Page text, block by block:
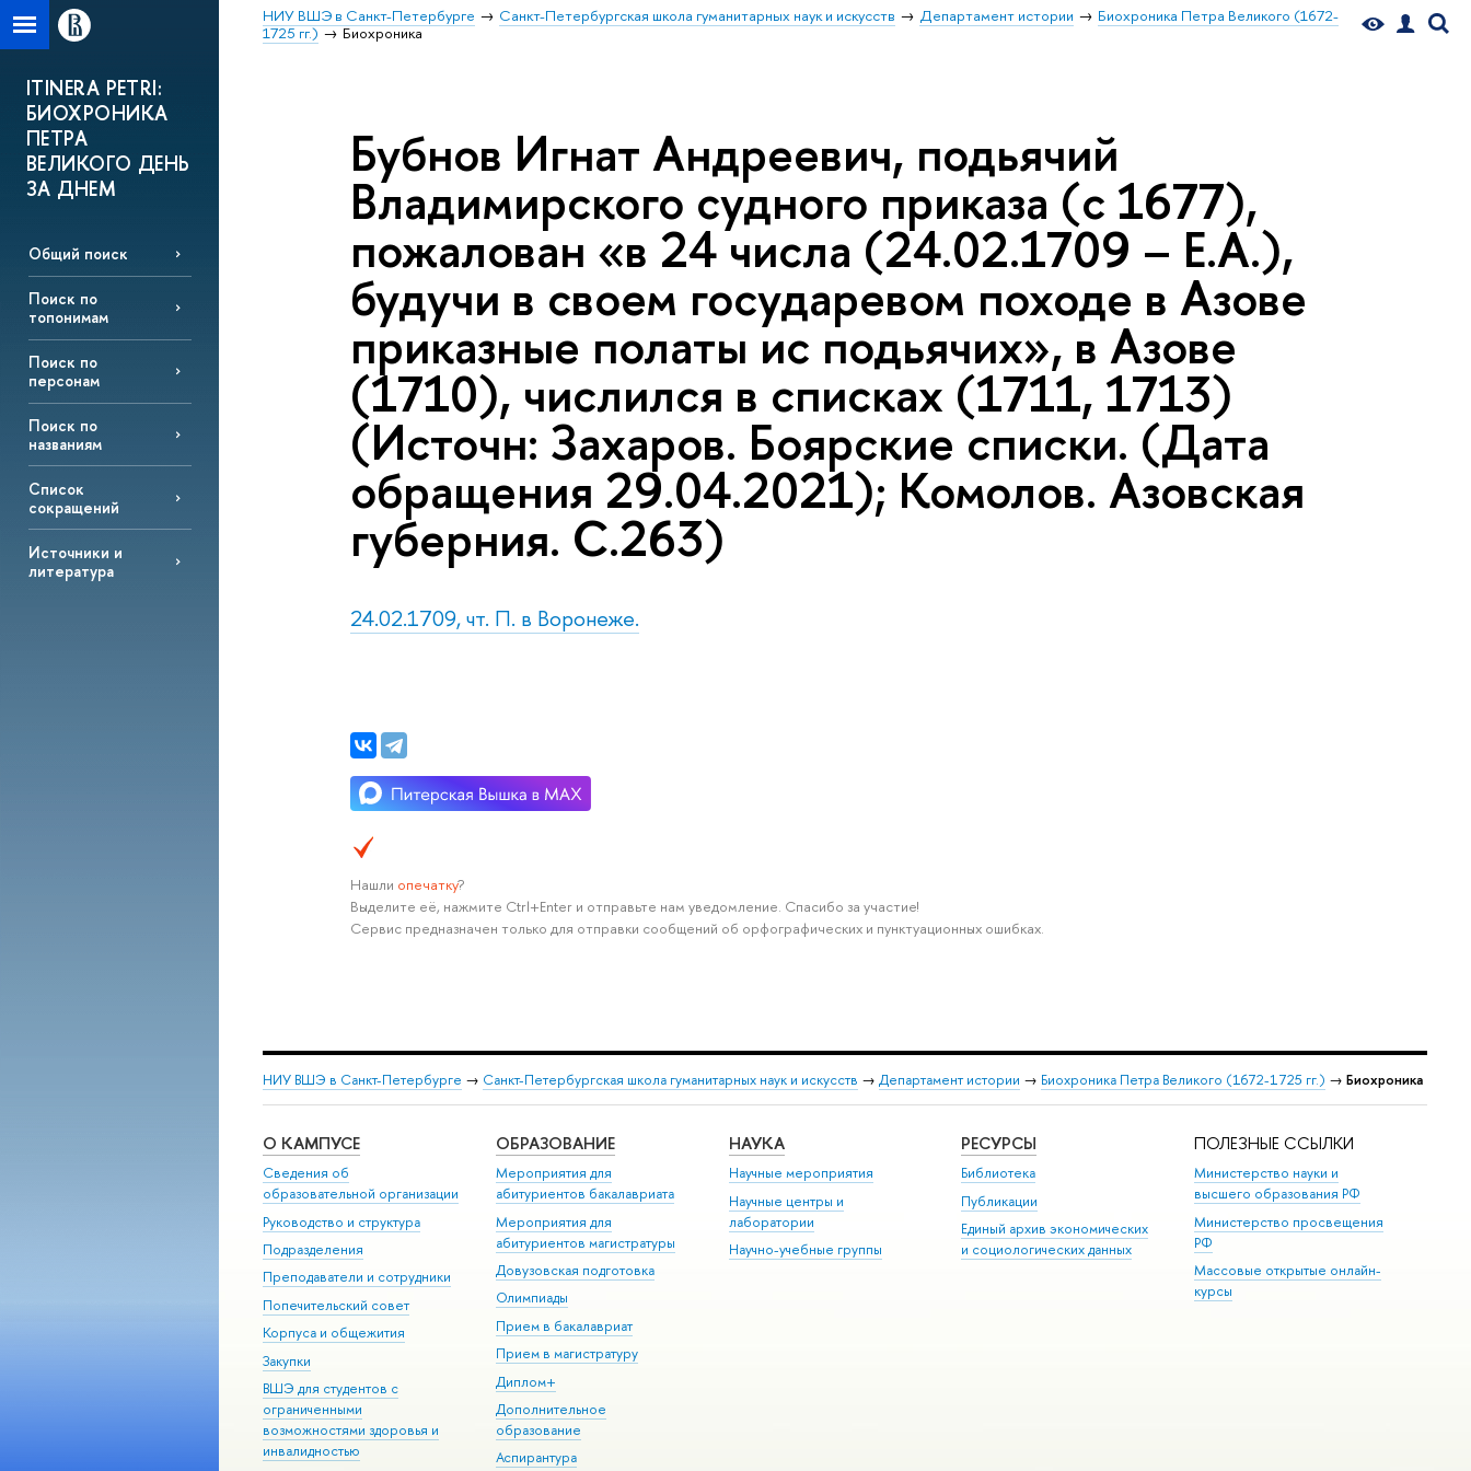
НИУ ВШЭ в Санкт-Петербурге Санкт-Петербургская школа гуманитарных наук и искусств Департамент истории
Биохроника Петра Великого (1672-
1725 гг.)
Биохроника
ITINERA PETRI:
БИОХРОНИКА
ПЕТРА
ВЕЛИКОГО ДЕНЬ
ЗА ДНЕМ
Общий поиск
Поиск по
топонимам
Поиск по
персонам
Поиск по
названиям
Список
сокращений
Источники и
литература
Бубнов Игнат Андреевич, подьячий
Владимирского судного приказа (с 1677),
пожалован «в 24 числа (24.02.1709 – Е.А.),
будучи в своем государевом походе в Азове
приказные полаты ис подьячих», в Азове
(1710), числился в списках (1711, 1713)
(Источн: Захаров. Боярские списки. (Дата
обращения 29.04.2021); Комолов. Азовская
губерния. С.263)
24.02.1709, чт. П. в Воронеже.
Нашли опечатку?
Выделите её, нажмите Ctrl+Enter и отправьте нам уведомление. Спасибо за участие!
Сервис предназначен только для отправки сообщений об орфографических и пунктуационных ошибках.
НИУ ВШЭ в Санкт-Петербурге → Санкт-Петербургская школа гуманитарных наук и искусств → Департамент истории → Биохроника Петра Великого (1672-1725 гг.) → Биохроника
О КАМПУСЕ
Сведения об
образовательной организации
Руководство и структура
Подразделения
Преподаватели и сотрудники
Попечительский совет
Корпуса и общежития
Закупки
ВШЭ для студентов с
ограниченными
возможностями здоровья и
инвалидностью
ОБРАЗОВАНИЕ
Мероприятия для
абитуриентов бакалавриата
Мероприятия для
абитуриентов магистратуры
Довузовская подготовка
Олимпиады
Прием в бакалавриат
Прием в магистратуру
Диплом+
Дополнительное
образование
Аспирантура
НАУКА
Научные мероприятия
Научные центры и
лаборатории
Научно-учебные группы
РЕСУРСЫ
Библиотека
Публикации
Единый архив экономических
и социологических данных
ПОЛЕЗНЫЕ ССЫЛКИ
Министерство науки и
высшего образования РФ
Министерство просвещения
РФ
Массовые открытые онлайн-
курсы